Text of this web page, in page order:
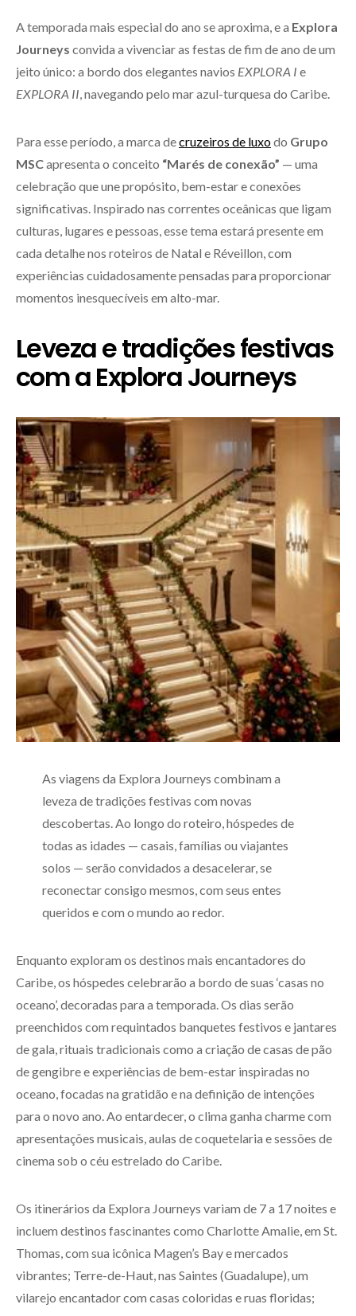
A temporada mais especial do ano se aproxima, e a Explora
Journeys convida a vivenciar as festas de fim de ano de um
jeito único: a bordo dos elegantes navios EXPLORA I e
EXPLORA II , navegando pelo mar azul-turquesa do Caribe.
Para esse período, a marca decruzeiros de luxodo Grupo
MSCapresenta o conceito “Marés de conexão” — uma
celebração que une propósito, bem-estar e conexões
significativas. Inspirado nas correntes oceânicas que ligam
culturas, lugares e pessoas, esse tema estará presente em
cada detalhe nos roteiros de Natal e Réveillon, com
experiências cuidadosamente pensadas para proporcionar
momentos inesquecíveis em alto-mar.
Leveza e tradições festivas
com a Explora Journeys
As viagens da Explora Journeys combinam a
leveza de tradições festivas com novas
descobertas. Ao longo do roteiro, hóspedes de
todas as idades — casais, famílias ou viajantes
solos — serão convidados a desacelerar, se
reconectar consigo mesmos, com seus entes
queridos e com o mundo ao redor.
Enquanto exploram os destinos mais encantadores do
Caribe, os hóspedes celebrarão a bordo de suas ‘casas no
oceano’, decoradas para a temporada. Os dias serão
preenchidos com requintados banquetes festivos e jantares
de gala, rituais tradicionais como a criação de casas de pão
de gengibre e experiências de bem-estar inspiradas no
oceano, focadas na gratidão e na definição de intenções
para o novo ano. Ao entardecer, o clima ganha charme com
apresentações musicais, aulas de coquetelaria e sessões de
cinema sob o céu estrelado do Caribe.
Os itinerários da Explora Journeys variam de 7 a 17 noites e
incluem destinos fascinantes como Charlotte Amalie, em St.
Thomas, com sua icônica Magen’s Bay e mercados
vibrantes; Terre-de-Haut, nas Saintes (Guadalupe), um
vilarejo encantador com casas coloridas e ruas floridas;